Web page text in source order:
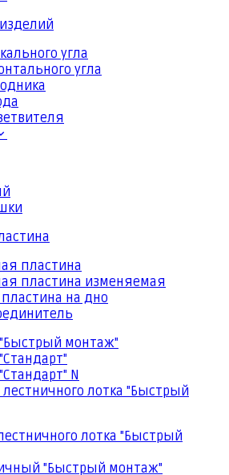
угла
угла
пластина
пластина изменяемая
на дно
монтаж"
N
лотка "Быстрый
лотка "Быстрый
"Быстрый монтаж"